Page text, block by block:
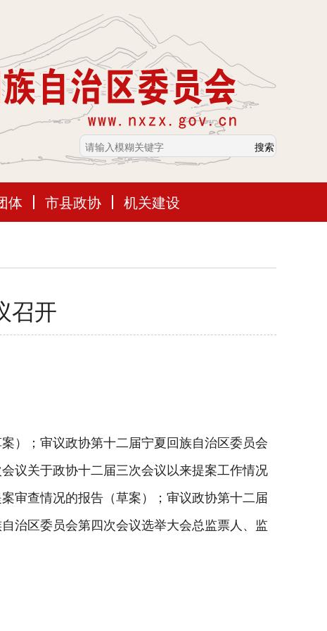
体 市县政协 机关建设
召开
；审议政协第十二届宁夏回族自治区委员会
议关于政协十二届三次会议以来提案工作情况
审查情况的报告（草案）；审议政协第十二届
治区委员会第四次会议选举大会总监票人、监